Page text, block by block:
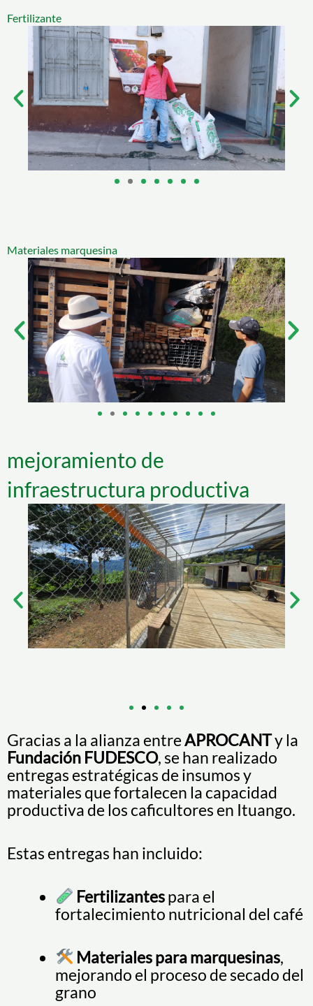
Fertilizante
Materiales marquesina
mejoramiento de
infraestructura productiva
Gracias a la alianza entreAPROCANTy la
Fundación FUDESCO, se han realizado
entregas estratégicas de insumos y
materiales que fortalecen la capacidad
productiva de los caficultores en Ituango.
Estas entregas han incluido:
Fertilizantespara el
fortalecimiento nutricional del café
Materiales para marquesinas,
mejorando el proceso de secado del
grano